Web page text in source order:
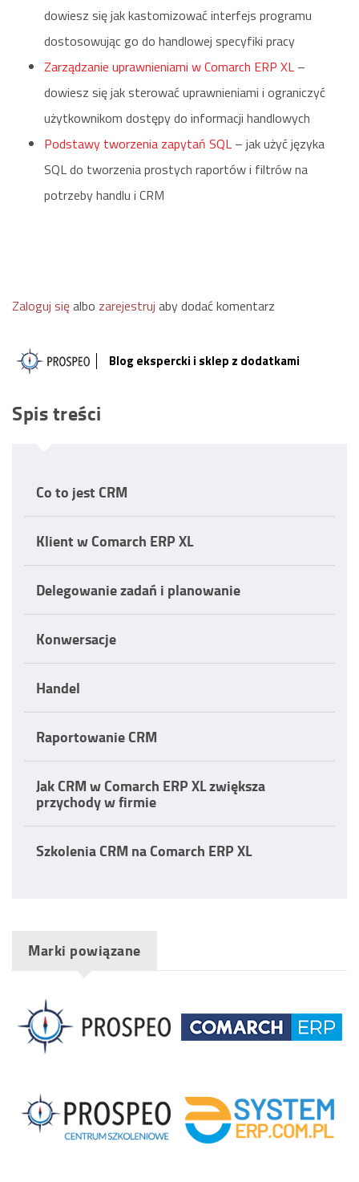
dowiesz się jak kastomizować interfejs programu
dostosowując go do handlowej specyfiki pracy
Zarządzanie uprawnieniami w Comarch ERP XL –
dowiesz się jak sterować uprawnieniami i ograniczyć
użytkownikom dostępy do informacji handlowych
Podstawy tworzenia zapytań SQL – jak użyć języka
SQL do tworzenia prostych raportów i filtrów na
potrzeby handlu i CRM
Zaloguj sięalbo zarejestruj aby dodać komentarz
Blog ekspercki i sklep z dodatkami
Spis treści
Co to jest CRM
Klient w Comarch ERP XL
Delegowanie zadań i planowanie
Konwersacje
Handel
Raportowanie CRM
Jak CRM w Comarch ERP XL zwiększa
przychody w firmie
Szkolenia CRM na Comarch ERP XL
Marki powiązane